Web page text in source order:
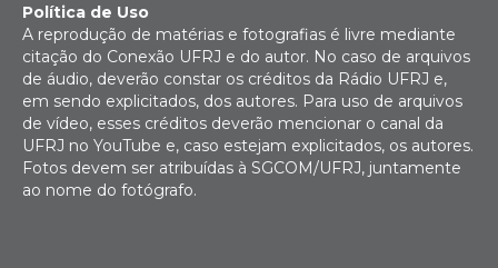
Política de Uso
A reprodução de matérias e fotografias é livre mediante
citação do Conexão UFRJ e do autor. No caso de arquivos
de áudio, deverão constar os créditos da Rádio UFRJ e,
em sendo explicitados, dos autores. Para uso de arquivos
de vídeo, esses créditos deverão mencionar o canal da
UFRJ no YouTube e, caso estejam explicitados, os autores.
Fotos devem ser atribuídas à SGCOM/UFRJ, juntamente
ao nome do fotógrafo.